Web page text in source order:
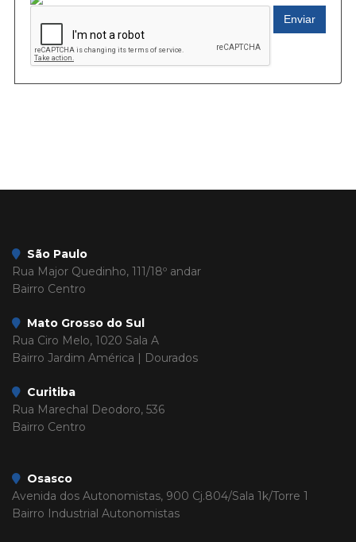
Enviar
São Paulo
Rua Major Quedinho, 111/18º andar
Bairro Centro
Mato Grosso do Sul
Rua Ciro Melo, 1020 Sala A
Bairro Jardim América | Dourados
Curitiba
Rua Marechal Deodoro, 536
Bairro Centro
Osasco
Avenida dos Autonomistas, 900 Cj.804/Sala 1k/Torre 1
Bairro Industrial Autonomistas